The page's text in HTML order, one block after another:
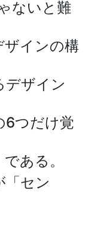
ないと難
ザインの構
デザイン
6つだけ覚
ある。
「セン